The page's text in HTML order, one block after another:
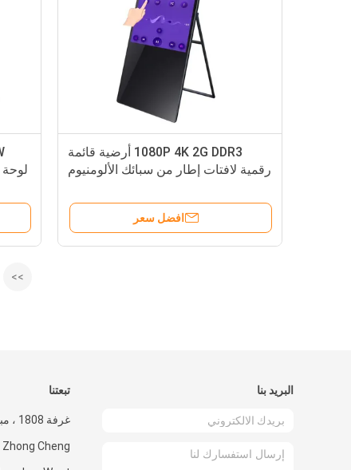
1080P 4K 2G DDR3 أرضية قائمة
رقمية لافتات إطار من سبائك الألومنيوم
افضل سعر
>>
تبعتنا البريد بنا